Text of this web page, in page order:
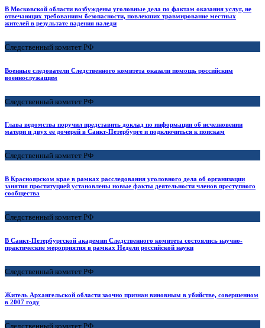
В Московской области возбуждены уголовные дела по фактам оказания услуг, не
отвечающих требованиям безопасности, повлекших травмирование местных
жителей в результате падения наледи
Следственный комитет РФ
Военные следователи Следственного комитета оказали помощь российским
военнослужащим
Следственный комитет РФ
Глава ведомства поручил представить доклад по информации об исчезновении
матери и двух ее дочерей в Санкт-Петербурге и подключиться к поискам
Следственный комитет РФ
В Красноярском крае в рамках расследования уголовного дела об организации
занятия проституцией установлены новые факты деятельности членов преступного
сообщества
Следственный комитет РФ
В Санкт-Петербургской академии Следственного комитета состоялись научно-
практические мероприятия в рамках Недели российской науки
Следственный комитет РФ
Житель Архангельской области заочно признан виновным в убийстве, совершенном
в 2007 году
Следственный комитет РФ